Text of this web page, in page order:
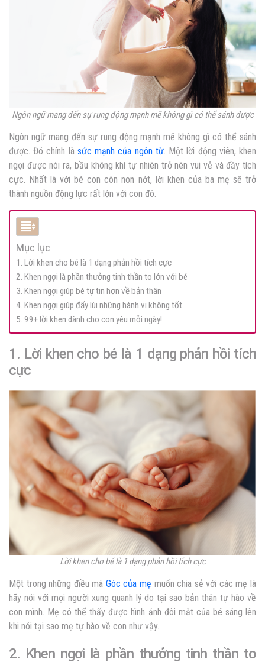
Ngôn ngữ mang đến sự rung động mạnh mẽ không gì có thể sánh được
Ngôn ngữ mang đến sự rung động mạnh mẽ không gì có thể sánh
được. Đó chính là sức mạnh của ngôn từ. Một lời động viên, khen
ngợi được nói ra, bầu không khí tự nhiên trở nên vui vẻ và đầy tích
cực. Nhất là với bé con còn non nớt, lời khen của ba mẹ sẽ trở
thành nguồn động lực rất lớn với con đó.
Mục lục
1. Lời khen cho bé là 1 dạng phản hồi tích cực
2. Khen ngợi là phần thưởng tinh thần to lớn với bé
3. Khen ngợi giúp bé tự tin hơn về bản thân
4. Khen ngợi giúp đẩy lùi những hành vi không tốt
5. 99+ lời khen dành cho con yêu mỗi ngày!
1. Lời khen cho bé là 1 dạng phản hồi tích
cực
Lời khen cho bé là 1 dạng phản hồi tích cực
Một trong những điều mà Góc của mẹ muốn chia sẻ với các mẹ là
hãy nói với mọi người xung quanh lý do tại sao bản thân tự hào về
con mình. Mẹ có thể thấy được hình ảnh đôi mắt của bé sáng lên
khi nói tại sao mẹ tự hào về con như vậy.
2. Khen ngợi là phần thưởng tinh thần to